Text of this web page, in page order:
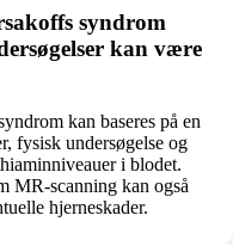
syndrom
kan være
kan baseres på en
fysisk undersøgelse og
i blodet.
MR-scanning kan også
hjerneskader.